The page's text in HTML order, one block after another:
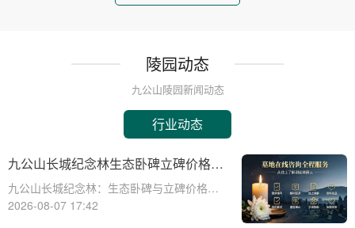
陵园动态
九公山陵园新闻动态
行业动态
九公山长城纪念林生态卧碑立碑价格表
详解及活动期赠安葬配套福利解析
九公山长城纪念林：生态卧碑与立碑价格及
活动期赠送配套服务全解析☎ 九公山陵园电
2026-08-07 17:42